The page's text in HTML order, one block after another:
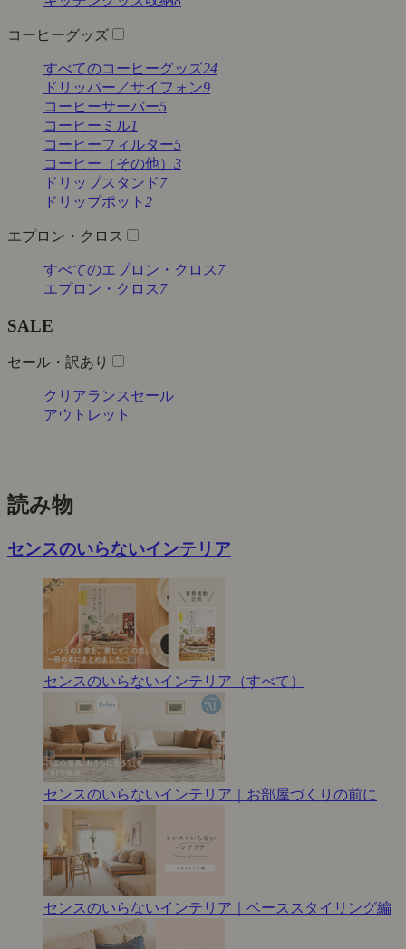
コーヒーグッズ
すべてのコーヒーグッズ24
ドリッパー／サイフォン9
コーヒーサーバー5
コーヒーミル1
コーヒーフィルター5
コーヒー（その他） 3
ドリップスタンド7
ドリップポット 2
エプロン・クロス
すべてのエプロン・クロス 7
エプロン・クロス 7
SALE
セール・訳あり
クリアランスセール
アウトレット
読み物
センスのいらないインテリア
センスのいらないインテリア（すべて）
センスのいらないインテリア｜お部屋づくりの前に
センスのいらないインテリア｜ベーススタイリング編